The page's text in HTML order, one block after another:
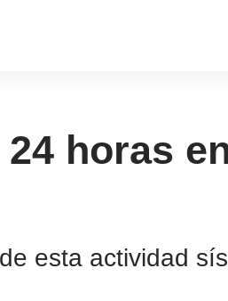
horas
esta actividad